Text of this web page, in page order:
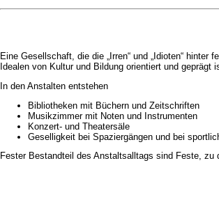
Eine Gesellschaft, die die „Irren“ und „Idioten“
Idealen von Kultur und Bildung orientiert und
In den Anstalten entstehen
Bibliotheken mit Büchern und Zeitschriften
Musikzimmer mit Noten und Instrumenten
Konzert- und Theatersäle
Geselligkeit bei Spaziergängen und bei
Fester Bestandteil des Anstaltsalltags sind Feste,